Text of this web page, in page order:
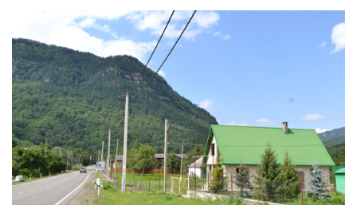
района РА